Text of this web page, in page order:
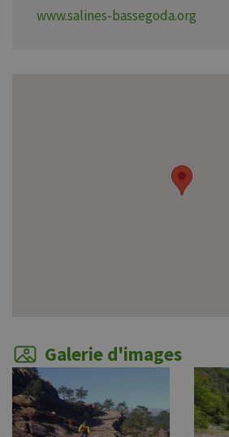
www.salines-bassegoda.org
Galerie d'images